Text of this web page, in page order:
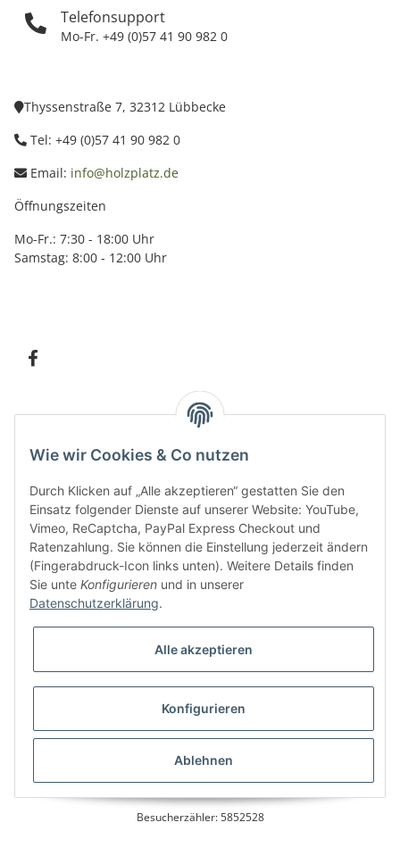
Telefonsupport
Mo-Fr. +49 (0)57 41 90 982 0
Thyssenstraße 7, 32312 Lübbecke
Tel: +49 (0)57 41 90 982 0
Email: info@holzplatz.de
Öffnungszeiten
Mo-Fr.: 7:30 - 18:00 Uhr
Samstag: 8:00 - 12:00 Uhr
Bitte senden Sie mir entsprechend IhrerDatenschutzerklärungregelmäßig und
jederzeit widerruflich Informationen zu Ihrem Produktsortiment per E-Mail zu.
* Alle Preise inkl. gesetzlicher USt., zzgl.
Besucherzähler: 5852528
Wie wir Cookies & Co nutzen
Durch Klicken auf „Alle akzeptieren“ gestatten Sie den
Einsatz folgender Dienste auf unserer Website: YouTube,
Vimeo, ReCaptcha, PayPal Express Checkout und
Ratenzahlung. Sie können die Einstellung jederzeit ändern
(Fingerabdruck-Icon links unten). Weitere Details finden
Sie unte Konfigurieren und in unserer
Datenschutzerklärung.
Alle akzeptieren
Konfigurieren
Ablehnen